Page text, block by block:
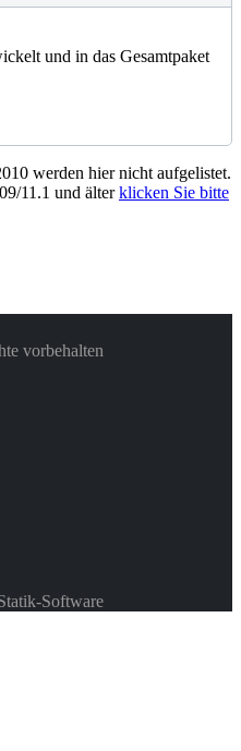
und in das Gesamtpaket
werden hier nicht aufgelistet.
11.1 und älterklicken Sie bitte
vorbehalten
Software